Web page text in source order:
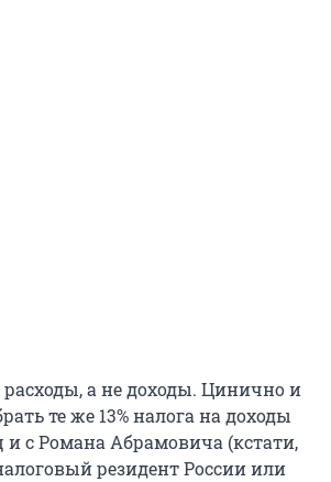
а не доходы. Цинично и
те же 13% налога на доходы
с Романа Абрамовича (кстати,
резидент России или